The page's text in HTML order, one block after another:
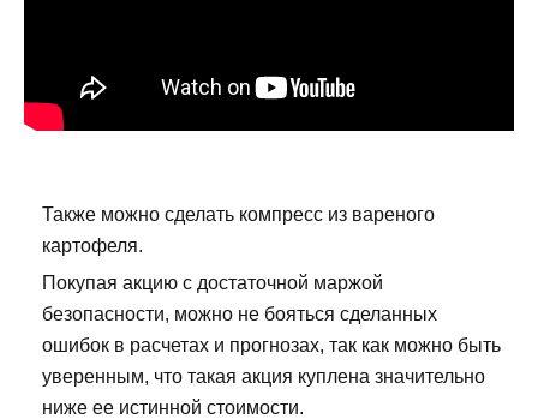
Также можно сделать компресс из вареного
картофеля.
Покупая акцию с достаточной маржой
безопасности, можно не бояться сделанных
ошибок в расчетах и прогнозах, так как можно быть
уверенным, что такая акция куплена значительно
ниже ее истинной стоимости.